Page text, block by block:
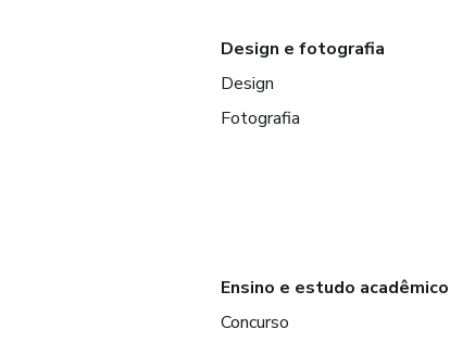
Design e fotografia
Design
Fotografia
Ensino e estudo acadêmico
Concurso